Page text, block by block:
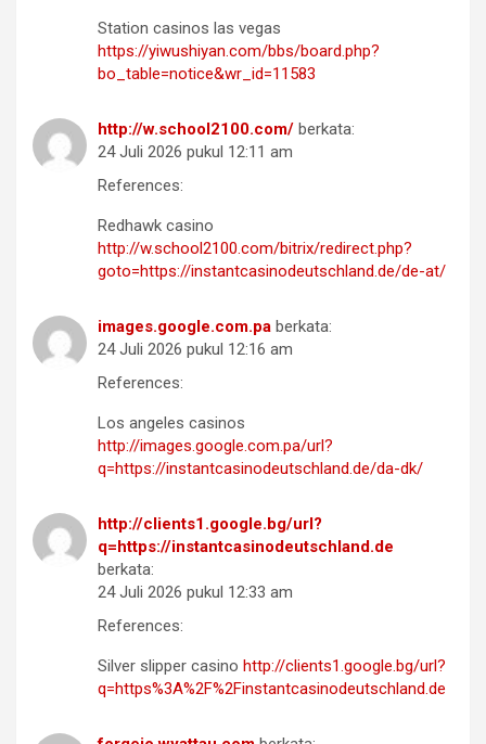
Station casinos las vegas
https://yiwushiyan.com/bbs/board.php?
bo_table=notice&wr_id=11583
http://w.school2100.com/ berkata:
24 Juli 2026 pukul 12:11 am
References:
Redhawk casino
http://w.school2100.com/bitrix/redirect.php?
goto=https://instantcasinodeutschland.de/de-at/
images.google.com.pa berkata:
24 Juli 2026 pukul 12:16 am
References:
Los angeles casinos
http://images.google.com.pa/url?
q=https://instantcasinodeutschland.de/da-dk/
http://clients1.google.bg/url?
q=https://instantcasinodeutschland.de
berkata:
24 Juli 2026 pukul 12:33 am
References:
Silver slipper casino http://clients1.google.bg/url?
q=https%3A%2F%2Finstantcasinodeutschland.de